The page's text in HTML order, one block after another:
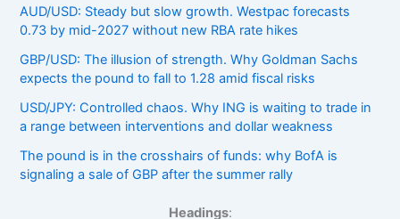
AUD/USD: Steady but slow growth. Westpac forecasts
0.73 by mid-2027 without new RBA rate hikes
GBP/USD: The illusion of strength. Why Goldman Sachs
expects the pound to fall to 1.28 amid fiscal risks
USD/JPY: Controlled chaos. Why ING is waiting to trade in
a range between interventions and dollar weakness
The pound is in the crosshairs of funds: why BofA is
signaling a sale of GBP after the summer rally
Headings: